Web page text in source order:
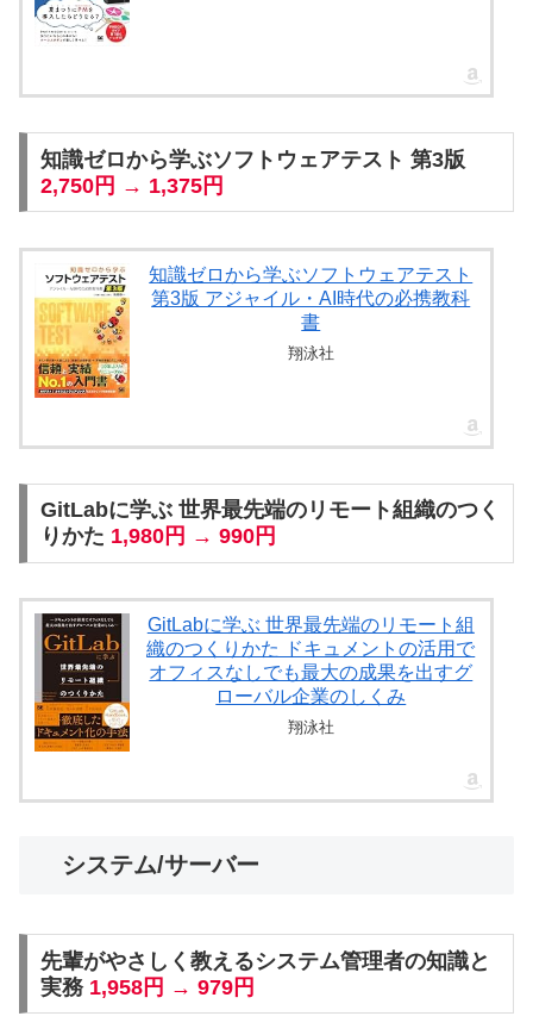
知識ゼロから学ぶソフトウェアテスト 第3版
2,750円 → 1,375円
知識ゼロから学ぶソフトウェアテスト
第3版 アジャイル・AI時代の必携教科
書
翔泳社
GitLabに学ぶ 世界最先端のリモート組織のつく
りかた 1,980円 → 990円
GitLabに学ぶ 世界最先端のリモート組
織のつくりかた ドキュメントの活用で
オフィスなしでも最大の成果を出すグ
ローバル企業のしくみ
翔泳社
システム/サーバー
先輩がやさしく教えるシステム管理者の知識と
実務 1,958円 → 979円